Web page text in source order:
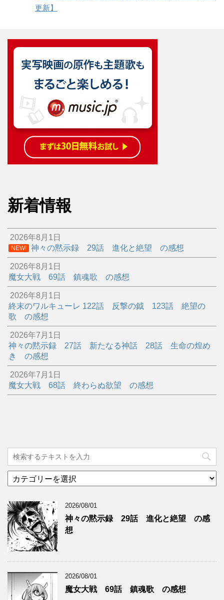
更新】
新着情報
2026年8月1日
NEW! 神々の黙示録 29話 進化と絶望 の感想
2026年8月1日
魔女大戦 69話 鎮魂歌 の感想
2026年8月1日
終末のワルキューレ 122話 反撃の鉞 123話 絶望の
歌 の感想
2026年7月1日
神々の黙示録 27話 新たなる神話 28話 生命の煌め
き の感想
2026年7月1日
魔女大戦 68話 終わらぬ欲望 の感想
テ
リ
ー
2026/08/01
神々の黙示録 29話 進化と絶望 の感
想
2026/08/01
魔女大戦 69話 鎮魂歌 の感想